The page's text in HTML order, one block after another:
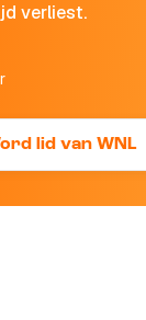
verliest.
lid van WNL